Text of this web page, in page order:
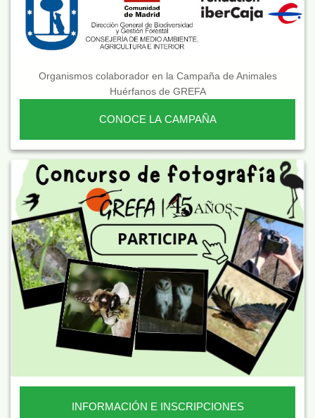
Organismos colaborador en la Campaña de Animales
Huérfanos de GREFA
CONOCE LA CAMPAÑA
INFORMACIÓN E INSCRIPCIONES